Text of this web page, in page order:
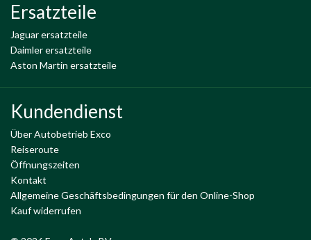
Ersatzteile
Jaguar ersatzteile
Daimler ersatzteile
Aston Martin ersatzteile
Kundendienst
Über Autobetrieb Exco
Reiseroute
Öffnungszeiten
Kontakt
Allgemeine Geschäftsbedingungen für den Online-Shop
Kauf widerrufen